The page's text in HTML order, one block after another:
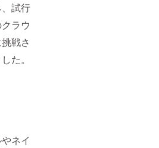
試行
ラウ
戦さ
た。
ネイ